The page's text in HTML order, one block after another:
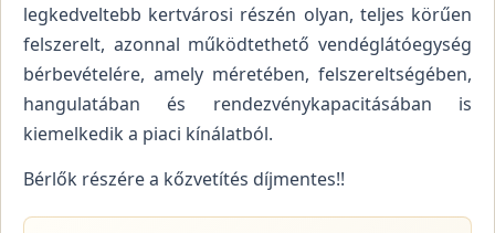
legkedveltebb kertvárosi részén olyan, teljes körűen
felszerelt, azonnal működtethető vendéglátóegység
bérbevételére, amely méretében, felszereltségében,
hangulatában és rendezvénykapacitásában is
kiemelkedik a piaci kínálatból.
Bérlők részére a kőzvetítés díjmentes!!